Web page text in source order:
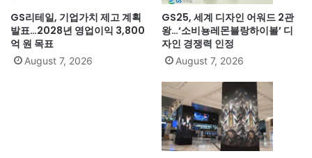
GS리테일, 기업가치 제고 계획
발표…2028년 영업이익 3,800
억 원 목표
August 7, 2026
GS25, 세계 디자인 어워드 2관
왕…‘소비뇽레몬블랑하이볼’ 디
자인 경쟁력 인정
August 7, 2026